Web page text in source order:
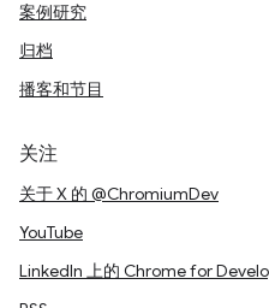
案例研究
归档
播客和节目
关注
关于 X 的 @ChromiumDev
YouTube
LinkedIn 上的 Chrome for